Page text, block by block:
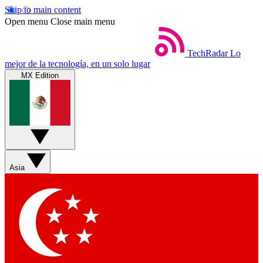
Skip to main content
Open menu Close main menu
TechRadar Lo
mejor de la tecnología, en un solo lugar
MX Edition
Asia